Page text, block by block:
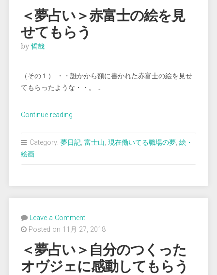
＜夢占い＞赤富士の絵を見
せてもらう
by 哲哉
（その１） ・・誰かから額に書かれた赤富士の絵を見せ
てもらったような・・。 …
Continue reading“＜
占
富
士
絵
を
せ
て
Category: 夢日記, 富士山, 現在働いてる職場の夢, 絵・
絵画
Leave a Comment
Posted on 11月 27, 2018
＜夢占い＞自分のつくった
オヴジェに感動してもらう